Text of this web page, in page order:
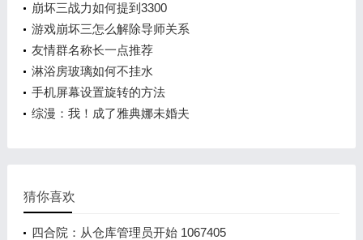
崩坏三战力如何提到3300
游戏崩坏三怎么解除导师关系
友情群名称长一点推荐
淋浴房玻璃如何不挂水
手机屏幕设置旋转的方法
综漫：我！成了雅典娜未婚夫
猜你喜欢
四合院：从仓库管理员开始 1067405